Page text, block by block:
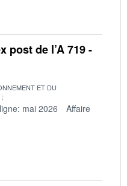
post de l’A 719 -
ET DU
mai 2026
Affaire